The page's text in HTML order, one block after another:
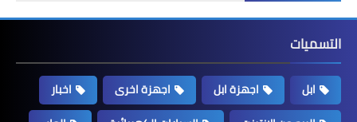
التسميات
ابل اجهزة ابل اجهزة اخرى
اخبار